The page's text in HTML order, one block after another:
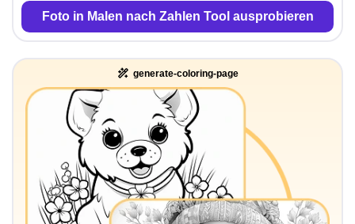
Foto in Malen nach Zahlen Tool ausprobieren
generate-coloring-page